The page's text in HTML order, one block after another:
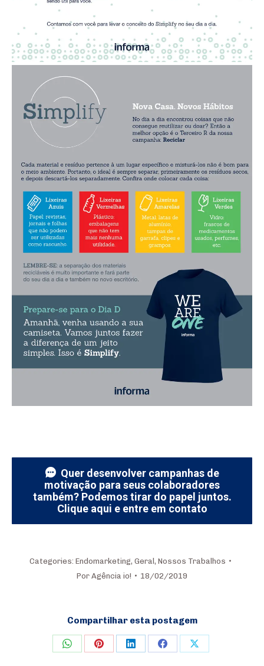
Quer desenvolver campanhas de
motivação para seus colaboradores
também? Podemos tirar do papel juntos.
Clique aqui e entre em contato
Categories: Endomarketing, Geral, Nossos Trabalhos
Por Agência io! 18/02/2019
Compartilhar esta postagem
Share Share Share Share Share